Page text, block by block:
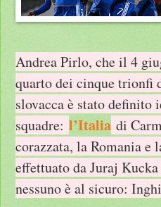
Andrea Pirlo, che il 4
quarto dei cinque trionfi
slovacca è stato
squadre: l’Italia di
corazzata, la Romania e
effettuato da Juraj
nessuno è al sicuro: